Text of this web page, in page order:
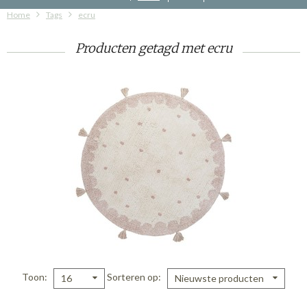
Home Tags ecru
Producten getagd met ecru
Toon 16 Sorteren op Nieuwste producten